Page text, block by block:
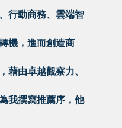
行動商務、雲端智
，進而創造商
藉由卓越觀察力、
我撰寫推薦序，他